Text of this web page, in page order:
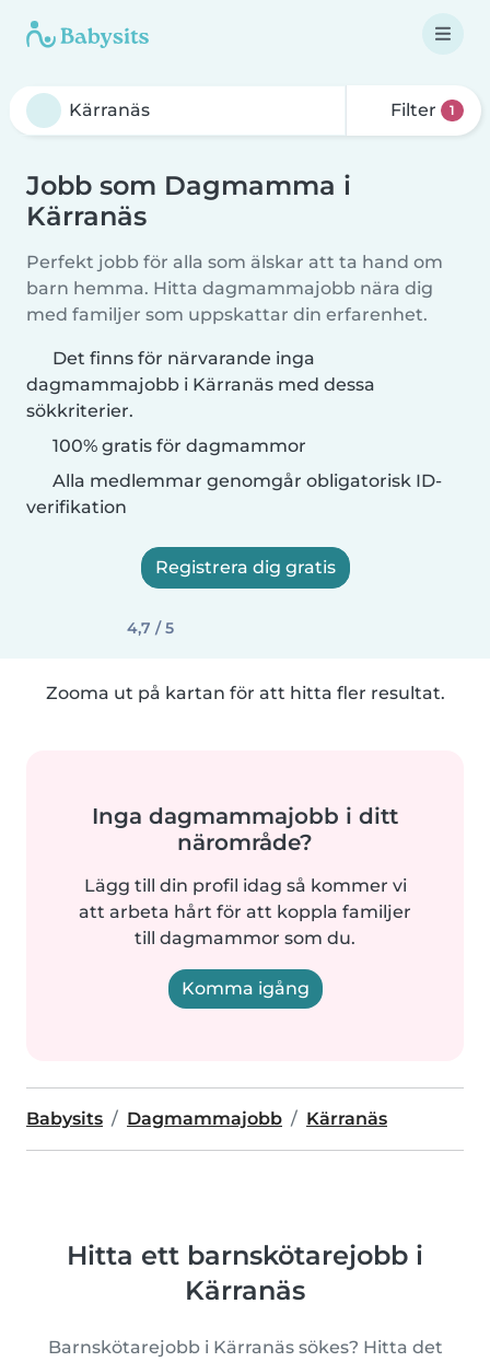
Filter 1
Jobb som Dagmamma i
Kärranäs
Perfekt jobb för alla som älskar att ta hand om
barn hemma. Hitta dagmammajobb nära dig
med familjer som uppskattar din erfarenhet.
Det finns för närvarande inga
dagmammajobb i Kärranäs med dessa
sökkriterier.
100% gratis för dagmammor
Alla medlemmar genomgår obligatorisk ID-
verifikation
Registrera dig gratis
4,7 / 5
Zooma ut på kartan för att hitta fler resultat.
Inga dagmammajobb i ditt
närområde?
Lägg till din profil idag så kommer vi
att arbeta hårt för att koppla familjer
till dagmammor som du.
Komma igång
Babysits Dagmammajobb Kärranäs
Hitta ett barnskötarejobb i
Kärranäs
Barnskötarejobb i Kärranäs sökes? Hitta det